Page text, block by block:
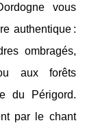
vous
authentique :
ombragés,
aux forêts
du Périgord.
par le chant